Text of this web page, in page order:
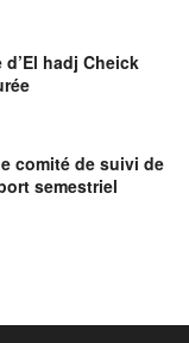
hadj Cheick
comité de suivi de
semestriel